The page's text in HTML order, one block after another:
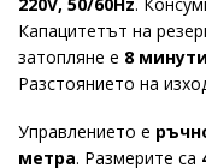
Капацитетът на
затопляне е 8 минути
Разстоянието на
Управлението е
метра. Размерите са